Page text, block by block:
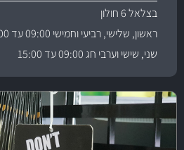
בצלאל 6 חולון
ראשון, שלישי, רביעי וחמישי 09:00 עד 18:00
שני, שישי וערבי חג 09:00 עד 15:00